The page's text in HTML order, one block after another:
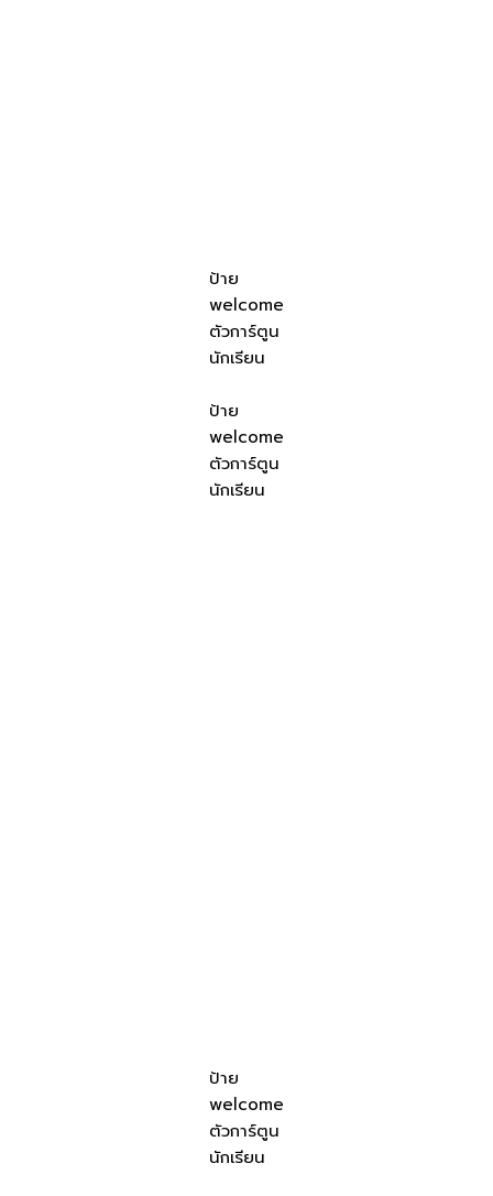
ป้าย
welcome
ตัวการ์ตูน
นักเรียน
ป้าย
welcome
ตัวการ์ตูน
นักเรียน
ป้าย
welcome
ตัวการ์ตูน
นักเรียน